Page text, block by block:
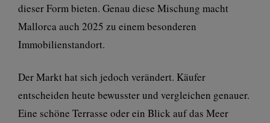
dieser Form bieten. Genau diese Mischung macht
Mallorca auch 2025 zu einem besonderen
Immobilienstandort.
Der Markt hat sich jedoch verändert. Käufer
entscheiden heute bewusster und vergleichen genauer.
Eine schöne Terrasse oder ein Blick auf das Meer